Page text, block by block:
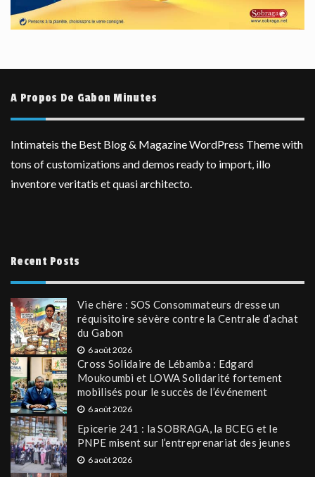
A Propos De Gabon Minutes
Intimateis the Best Blog & Magazine WordPress Theme with
tons of customizations and demos ready to import, illo
inventore veritatis et quasi architecto.
Recent Posts
Vie chère : SOS Consommateurs dresse un
réquisitoire sévère contre la Centrale d’achat
du Gabon
6 août 2026
Cross Solidaire de Lébamba : Edgard
Moukoumbi et LOWA Solidarité fortement
mobilisés pour le succès de l’événement
6 août 2026
Epicerie 241 : la SOBRAGA, la BCEG et le
PNPE misent sur l’entreprenariat des jeunes
6 août 2026